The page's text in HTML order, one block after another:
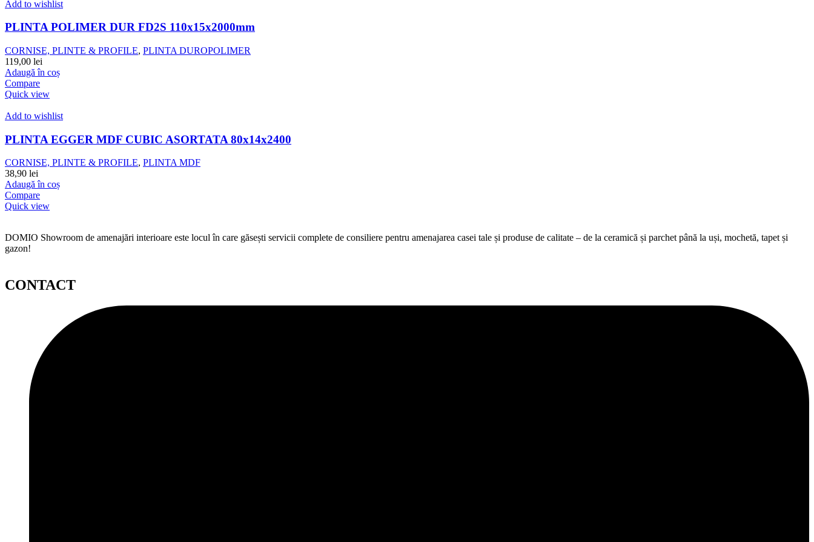
Add to wishlist
PLINTA POLIMER DUR FD2S 110x15x2000mm
CORNISE, PLINTE & PROFILE, PLINTA DUROPOLIMER
119,00 lei
Adaugă în coș
Compare
Quick view
Add to wishlist
PLINTA EGGER MDF CUBIC ASORTATA 80x14x2400
CORNISE, PLINTE & PROFILE, PLINTA MDF
38,90 lei
Adaugă în coș
Compare
Quick view
DOMIO Showroom de amenajări interioare este locul în care găsești servicii complete de consiliere pentru amenajarea casei tale și produse de calitate – de la ceramică și parchet până la uși, mochetă, tapet și
gazon!
CONTACT